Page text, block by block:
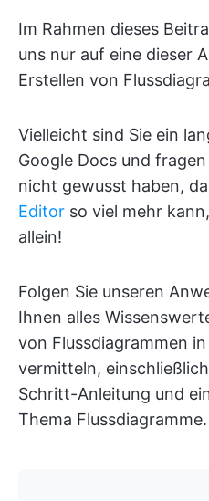
Im Rahmen dieses
uns nur auf eine dieser
Erstellen von
Vielleicht sind Sie ein
Google Docs und
nicht gewusst haben,
Editor so viel mehr
allein!
Folgen Sie unseren
Ihnen alles
von Flussdiagrammen
vermitteln,
Schritt-Anleitung und
Thema Flussdiagramme.